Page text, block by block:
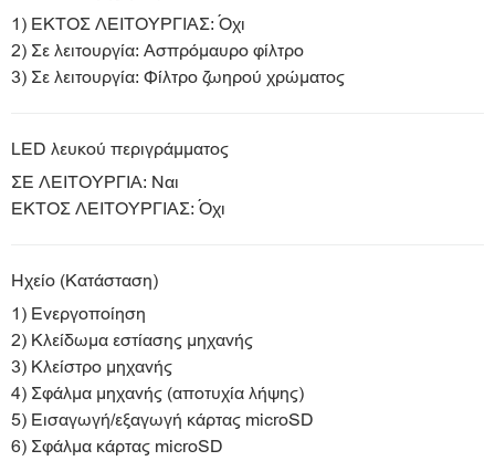
1) ΕΚΤΟΣ ΛΕΙΤΟΥΡΓΙΑΣ: Όχι
2) Σε λειτουργία: Ασπρόμαυρο φίλτρο
3) Σε λειτουργία: Φίλτρο ζωηρού χρώματος
LED λευκού περιγράμματος
ΣΕ ΛΕΙΤΟΥΡΓΙΑ: Ναι
ΕΚΤΟΣ ΛΕΙΤΟΥΡΓΙΑΣ: Όχι
Ηχείο (Κατάσταση)
1) Ενεργοποίηση
2) Κλείδωμα εστίασης μηχανής
3) Κλείστρο μηχανής
4) Σφάλμα μηχανής (αποτυχία λήψης)
5) Εισαγωγή/εξαγωγή κάρτας microSD
6) Σφάλμα κάρτας microSD